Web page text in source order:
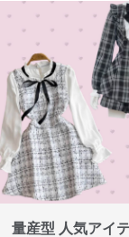
量産型 人気アイ